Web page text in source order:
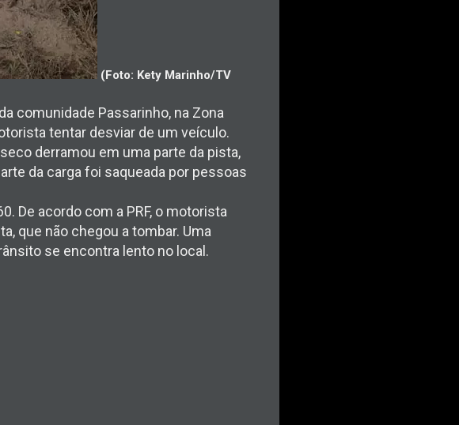
(Foto: Kety Marinho/TV
comunidade Passarinho, na Zona
tentar desviar de um veículo.
derramou em uma parte da pista,
da carga foi saqueada por pessoas
De acordo com a PRF, o motorista
que não chegou a tombar. Uma
se encontra lento no local.